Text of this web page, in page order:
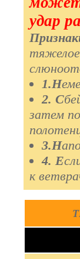
удар
тяжелое
1.Н
2. С
затем
3.Н
4. Е
к